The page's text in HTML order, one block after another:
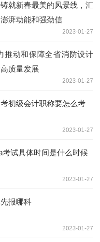
就新春最美的风景线，汇
湃动能和强劲信
2023-01-27
推动和保障全省消防设计
质量发展
2023-01-27
初级会计职称要怎么考
2023-01-27
考试具体时间是什么时候
2023-01-27
报哪科
2023-01-27